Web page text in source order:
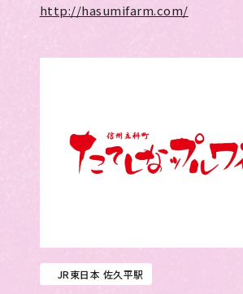
http://hasumifarm.com/
JR東日本 佐久平駅